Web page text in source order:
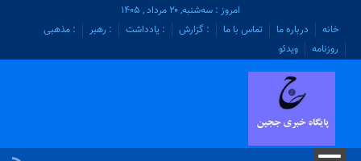
امروز : سه‌شنبه, ۲۰ مرداد , ۱۴۰۵
خانه
درباره ما تماس با ما : گزارش : یادداشت : رهبر
: مذهبی
روزنامه
ویدئو